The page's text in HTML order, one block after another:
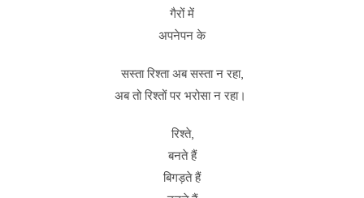
गैरों में
अपनेपन के
सस्ता रिश्ता अब सस्ता न रहा,
अब तो रिश्तों पर भरोसा न रहा।
रिश्ते,
बनते हैं
बिगड़ते हैं